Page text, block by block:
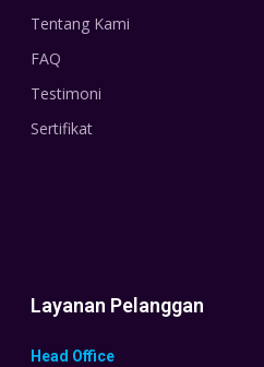
Tentang Kami
FAQ
Testimoni
Sertifikat
Layanan Pelanggan
Head Office